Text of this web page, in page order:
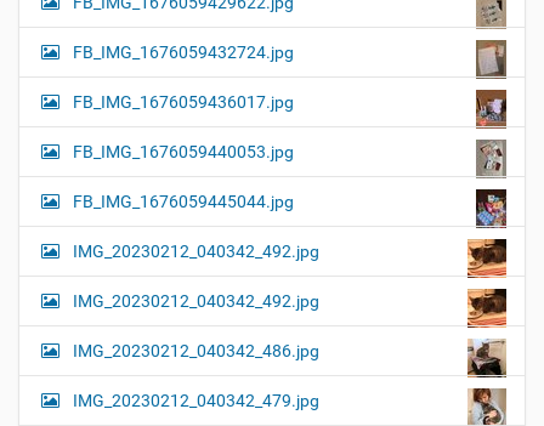
FB_IMG_1676059432724.jpg
FB_IMG_1676059436017.jpg
FB_IMG_1676059440053.jpg
FB_IMG_1676059445044.jpg
IMG_20230212_040342_492.jpg
IMG_20230212_040342_492.jpg
IMG_20230212_040342_486.jpg
IMG_20230212_040342_479.jpg